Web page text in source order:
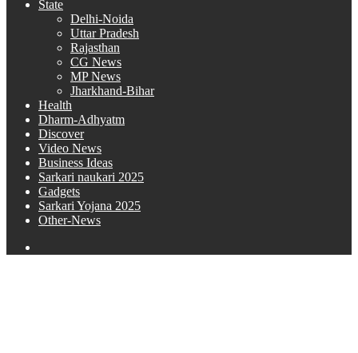
State
Delhi-Noida
Uttar Pradesh
Rajasthan
CG News
MP News
Jharkhand-Bihar
Health
Dharm-Adhyatm
Discover
Video News
Business Ideas
Sarkari naukari 2025
Gadgets
Sarkari Yojana 2025
Other-News